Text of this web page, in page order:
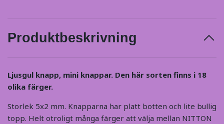
Produktbeskrivning
Ljusgul knapp, mini knappar. Den här sorten finns i 18
olika färger.
Storlek 5x2 mm. Knapparna har platt botten och lite bullig
topp. Helt otroligt många färger att välja mellan NITTON